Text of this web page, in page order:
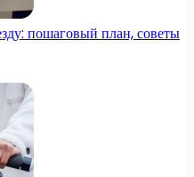
пошаговый план, советы